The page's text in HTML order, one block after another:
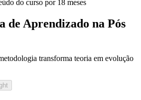
do curso por 18 meses
de Aprendizado na Pós
transforma teoria em evolução